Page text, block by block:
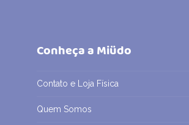
Conheça a Miüdo
Contato e Loja Física
Quem Somos